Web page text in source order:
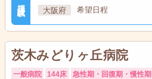
大阪府 希望日程
茨木みどりヶ丘病院
一般病院 144床 急性期・回復期・慢性期